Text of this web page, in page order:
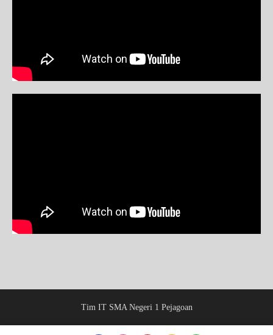
Tim IT SMA Negeri 1 Pejagoan